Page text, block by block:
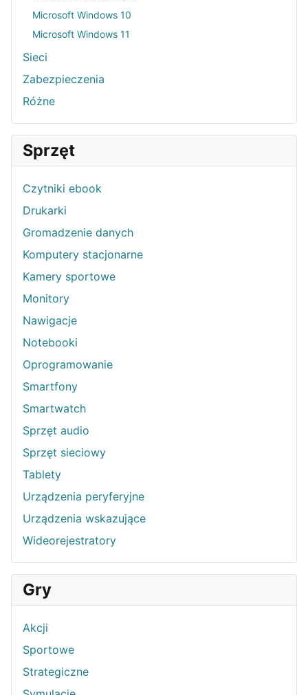
Microsoft Windows 10
Microsoft Windows 11
Sieci
Zabezpieczenia
Różne
Sprzęt
Czytniki ebook
Drukarki
Gromadzenie danych
Komputery stacjonarne
Kamery sportowe
Monitory
Nawigacje
Notebooki
Oprogramowanie
Smartfony
Smartwatch
Sprzęt audio
Sprzęt sieciowy
Tablety
Urządzenia peryferyjne
Urządzenia wskazujące
Wideorejestratory
Gry
Akcji
Sportowe
Strategiczne